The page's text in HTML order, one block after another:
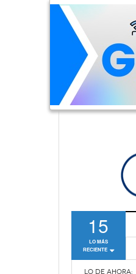
15
LO MÁS
RECIENTE
LO DE AHORA: